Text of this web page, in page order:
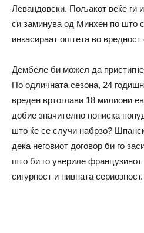
Левандовски. Пољакот веќе ги
си заминува од Минхен по што
инкасираат оштета во
Дембеле би можел да
По одличната сезона, 24
вреден вртоглави 18 милиони
добие значително пониска
што ќе се случи набрзо?
дека неговиот договор би го
што би го увериле
сигурност и нивната сериозност.